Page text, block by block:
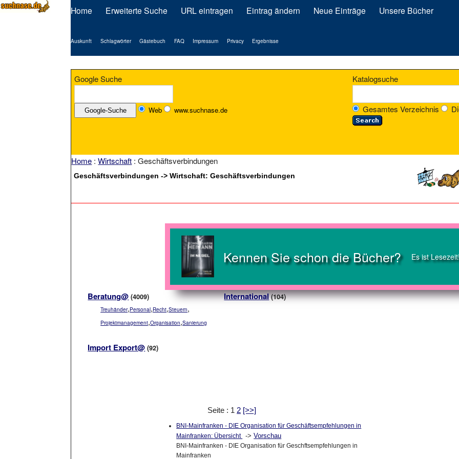
Home Erweiterte Suche URL eintragen Eintrag ändern Neue Einträge Unsere Bücher
Auskunft Schlagwörter Gästebuch FAQ Impressum Privacy Ergebnisse
Google Suche
Web www.suchnase.de
Katalogsuche
Gesamtes Verzeichnis
Home :Wirtschaft : Geschäftsverbindungen
Geschäftsverbindungen -> Wirtschaft: Geschäftsverbindungen
Kennen Sie schon die Bücher? Es ist
Beratung@ (4009)
Treuhänder,Personal,Recht,Steuern,
Projektmanagement,Organisation,Sanierung
Import Export@ (92)
International (104)
Seite : 1 2 [>>]
BNI-Mainfranken - DIE Organisation für Geschäftsempfehlungen in
Mainfranken: Übersicht ->Vorschau
BNI-Mainfranken - DIE Organisation für Geschftsempfehlungen in
Mainfranken